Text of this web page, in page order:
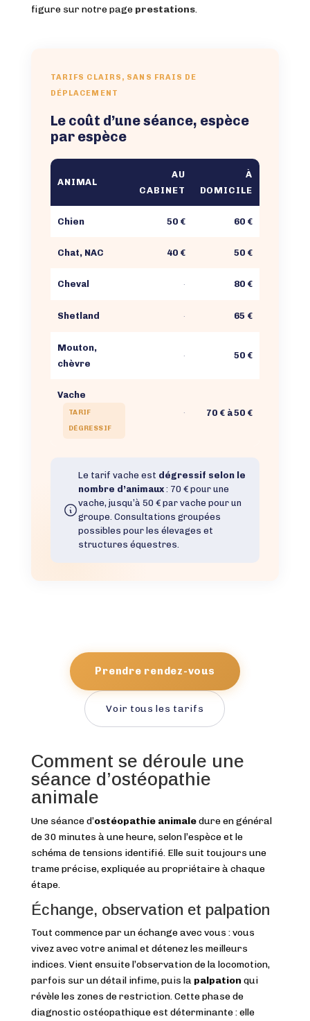
figure sur notre page prestations.
TARIFS CLAIRS, SANS FRAIS DE
DÉPLACEMENT
Le coût d’une séance, espèce
par espèce
ANIMAL
AU
CABINET
À
DOMICILE
Chien 50 € 60 €
Chat, NAC 40 € 50 €
Cheval · 80 €
Shetland · 65 €
Mouton,
chèvre
· 50 €
Vache
TARIF
DÉGRESSIF
· 70 € à 50 €
Le tarif vache est dégressif selon le
nombre d’animaux: 70 € pour une
vache, jusqu’à 50 € par vache pour un
groupe. Consultations groupées
possibles pour les élevages et
structures équestres.
Prendre rendez-vous
Voir tous les tarifs
Comment se déroule une
séance d’ostéopathie
animale
Une séance d’ostéopathie animaledure en général
de 30 minutes à une heure, selon l’espèce et le
schéma de tensions identifié. Elle suit toujours une
trame précise, expliquée au propriétaire à chaque
étape.
Échange, observation et palpation
Tout commence par un échange avec vous : vous
vivez avec votre animal et détenez les meilleurs
indices. Vient ensuite l’observation de la locomotion,
parfois sur un détail infime, puis la palpation qui
révèle les zones de restriction. Cette phase de
diagnostic ostéopathique est déterminante : elle